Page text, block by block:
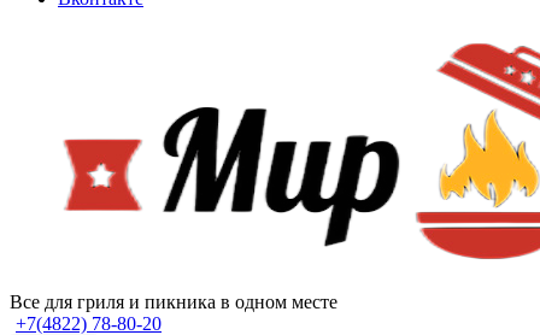
Все для гриля и пикника в одном месте
+7(4822) 78-80-20